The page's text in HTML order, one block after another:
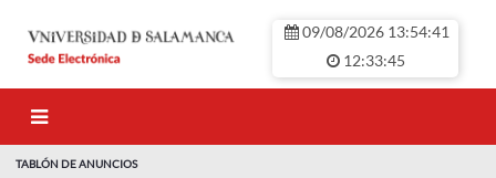
09/08/2026 13:54:41
12:33:45
TABLÓN DE ANUNCIOS